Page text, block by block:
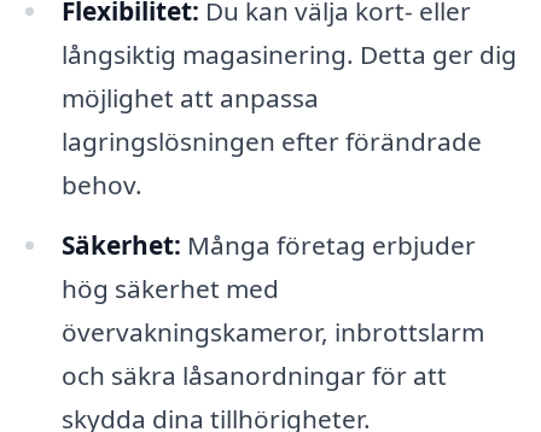
Flexibilitet: Du kan välja kort- eller
långsiktig magasinering. Detta ger dig
möjlighet att anpassa
lagringslösningen efter förändrade
behov.
Säkerhet: Många företag erbjuder
hög säkerhet med
övervakningskameror, inbrottslarm
och säkra låsanordningar för att
skydda dina tillhörigheter.